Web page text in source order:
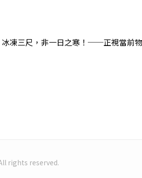
凍三尺，非一日之寒！──正視當前
rights reserved.